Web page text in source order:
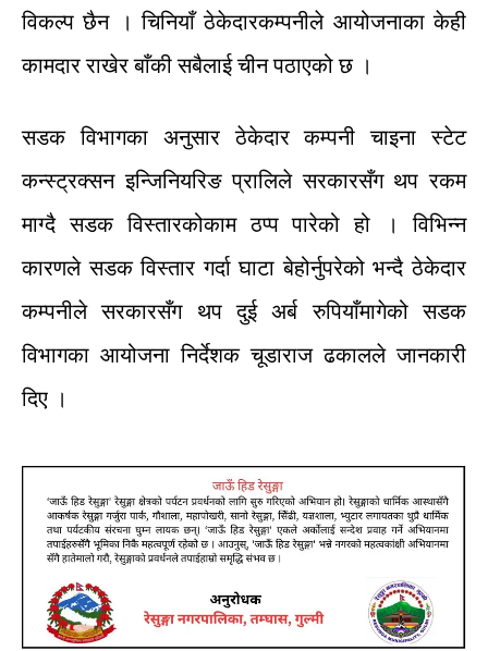
विकल्प छैन । चिनियाँ ठेकेदारकम्पनीले आयोजनाका केही
कामदार राखेर बाँकी सबैलाई चीन पठाएको छ ।
सडक विभागका अनुसार ठेकेदार कम्पनी चाइना स्टेट
कन्स्ट्रक्सन इन्जिनियरिङ प्रालिले सरकारसँग थप रकम
माग्दै सडक विस्तारकोकाम ठप्प पारेको हो ।
विभिन्न
कारणले सडक विस्तार गर्दा घाटा बेहोर्नुपरेको भन्दै ठेकेदार
कम्पनीले सरकारसँग थप दुई अर्ब रुपियाँमागेको सडक
विभागका आयोजना निर्देशक चूडाराज ढकालले जानकारी
दिए ।